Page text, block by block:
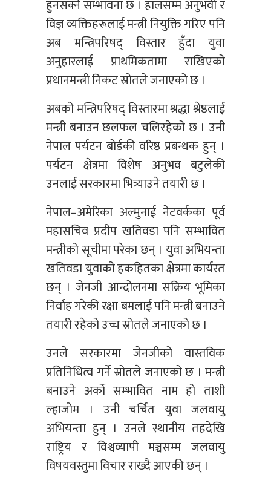
हुनसक्ने सम्भावना छ । हालसम्म अनुभवी र
विज्ञ व्यक्तिहरूलाई मन्त्री नियुक्ति गरिए पनि
अब मन्त्रिपरिषद् विस्तार हुँदा युवा
अनुहारलाई प्राथमिकतामा राखिएको
प्रधानमन्त्री निकट स्रोतले जनाएको छ ।
अबको मन्त्रिपरिषद् विस्तारमा श्रद्धा श्रेष्ठलाई
मन्त्री बनाउन छलफल चलिरहेको छ । उनी
नेपाल पर्यटन बोर्डकी वरिष्ठ प्रबन्धक हुन् ।
पर्यटन क्षेत्रमा विशेष अनुभव बटुलेकी
उनलाई सरकारमा भित्र्याउने तयारी छ ।
नेपाल–अमेरिका अल्मुनाई नेटवर्कका पूर्व
महासचिव प्रदीप खतिवडा पनि सम्भावित
मन्त्रीको सूचीमा परेका छन् । युवा अभियन्ता
खतिवडा युवाको हकहितका क्षेत्रमा कार्यरत
छन् । जेनजी आन्दोलनमा सक्रिय भूमिका
निर्वाह गरेकी रक्षा बमलाई पनि मन्त्री बनाउने
तयारी रहेको उच्च स्रोतले जनाएको छ ।
उनले सरकारमा जेनजीको वास्तविक
प्रतिनिधित्व गर्ने स्रोतले जनाएको छ । मन्त्री
बनाउने अर्काे सम्भावित नाम हो ताशी
ल्हाजोम । उनी चर्चित युवा जलवायु
अभियन्ता हुन् । उनले स्थानीय तहदेखि
राष्ट्रिय र विश्वव्यापी मञ्चसम्म जलवायु
विषयवस्तुमा विचार राख्दै आएकी छन् ।